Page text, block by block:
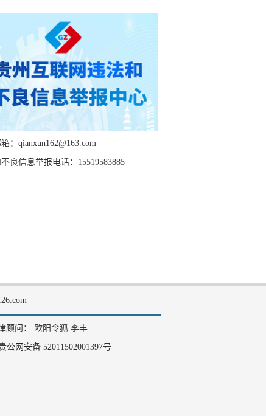
：qianxun162@163.com
良信息举报电话：15519583885
顾问： 欧阳令狐 李丰
公网安备 52011502001397号